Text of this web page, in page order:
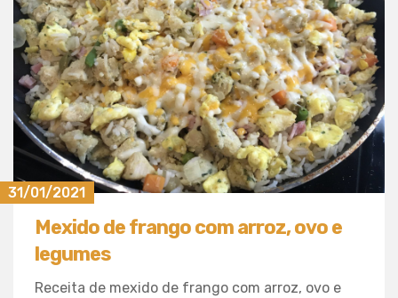
31/01/2021
Mexido de frango com arroz, ovo e
legumes
Receita de mexido de frango com arroz, ovo e